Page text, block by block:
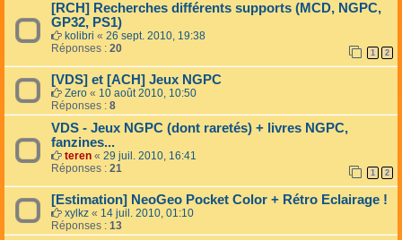
[RCH] Recherches différents supports (MCD, NGPC,
GP32, PS1)
kolibri « 26 sept. 2010, 19:38
Réponses : 20 1 2
[VDS] et [ACH] Jeux NGPC
Zero « 10 août 2010, 10:50
Réponses : 8
VDS - Jeux NGPC (dont raretés) + livres NGPC,
fanzines...
teren « 29 juil. 2010, 16:41
Réponses : 21 1 2
[Estimation] NeoGeo Pocket Color + Rétro Eclairage !
xylkz « 14 juil. 2010, 01:10
Réponses : 13